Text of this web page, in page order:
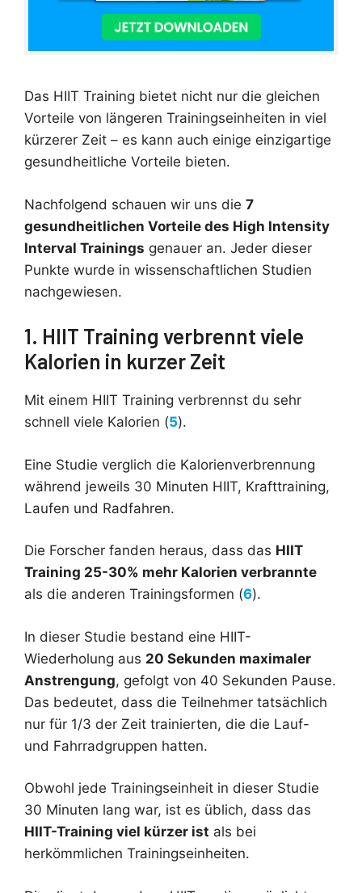
Das HIIT Training bietet nicht nur die gleichen
Vorteile von längeren Trainingseinheiten in viel
kürzerer Zeit – es kann auch einige einzigartige
gesundheitliche Vorteile bieten.
Nachfolgend schauen wir uns die 7
gesundheitlichen Vorteile des High Intensity
Interval Trainings genauer an. Jeder dieser
Punkte wurde in wissenschaftlichen Studien
nachgewiesen.
1. HIIT Training verbrennt viele
Kalorien in kurzer Zeit
Mit einem HIIT Training verbrennst du sehr
schnell viele Kalorien (5).
Eine Studie verglich die Kalorienverbrennung
während jeweils 30 Minuten HIIT, Krafttraining,
Laufen und Radfahren.
Die Forscher fanden heraus, dass das HIIT
Training 25-30% mehr Kalorien verbrannte
als die anderen Trainingsformen (6).
In dieser Studie bestand eine HIIT-
Wiederholung aus 20 Sekunden maximaler
Anstrengung, gefolgt von 40 Sekunden Pause.
Das bedeutet, dass die Teilnehmer tatsächlich
nur für 1/3 der Zeit trainierten, die die Lauf-
und Fahrradgruppen hatten.
Obwohl jede Trainingseinheit in dieser Studie
30 Minuten lang war, ist es üblich, dass das
HIIT-Training viel kürzer ist als bei
herkömmlichen Trainingseinheiten.